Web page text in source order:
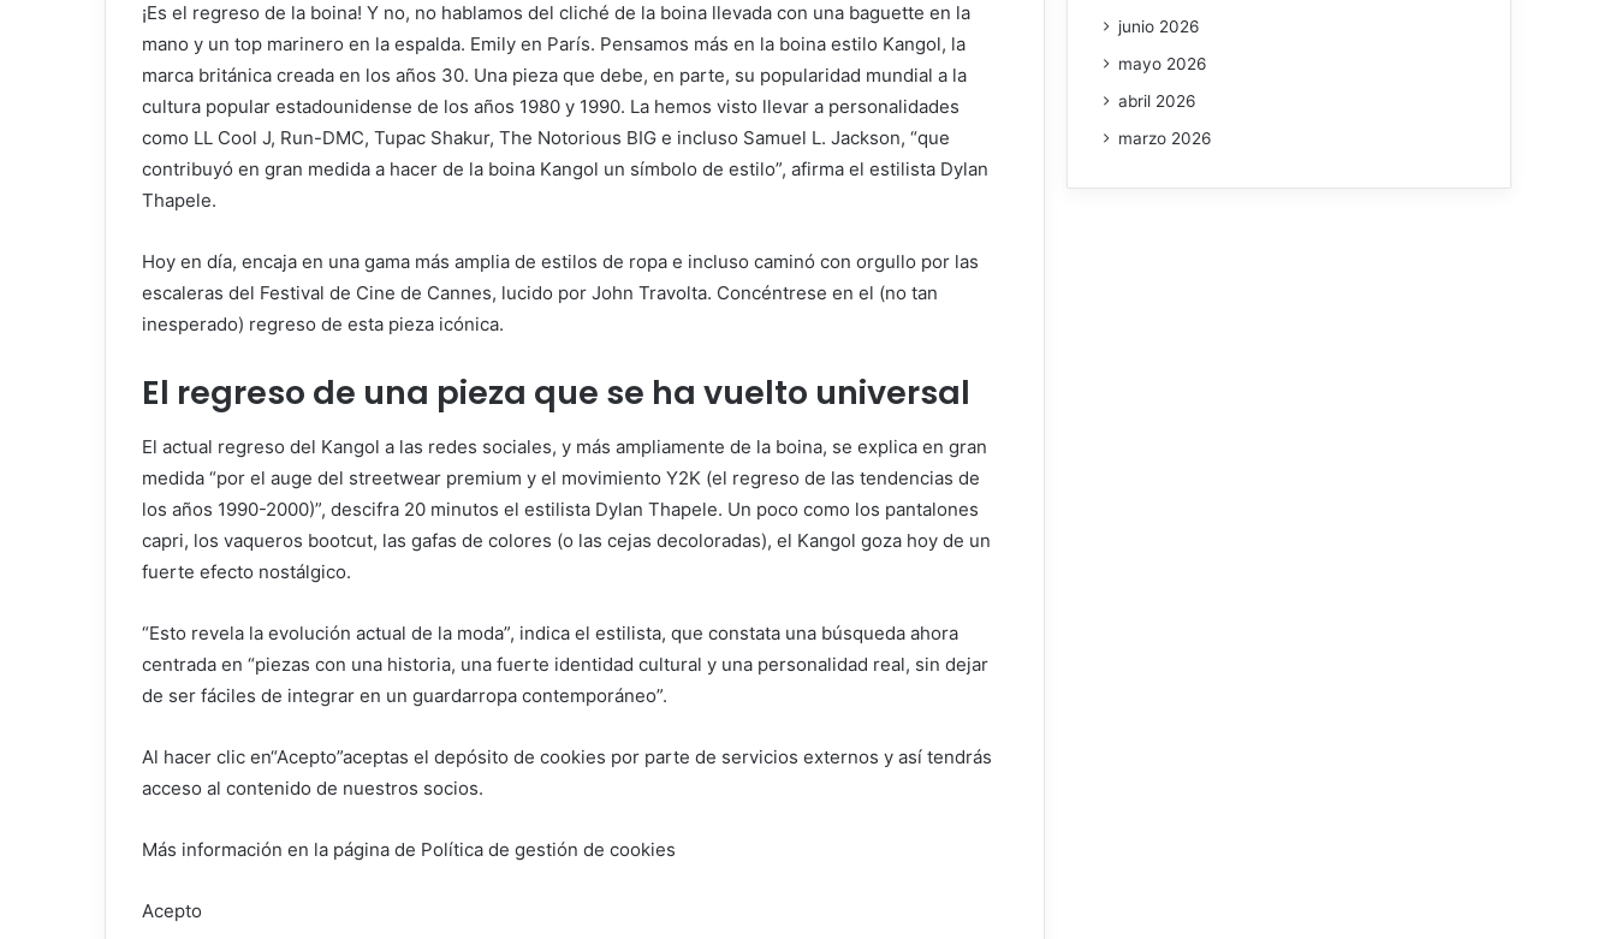
¡Es el regreso de la boina! Y no, no hablamos del cliché de la boina llevada con una baguette en la
mano y un top marinero en la espalda. Emily en París. Pensamos más en la boina estilo Kangol, la
marca británica creada en los años 30. Una pieza que debe, en parte, su popularidad mundial a la
cultura popular estadounidense de los años 1980 y 1990. La hemos visto llevar a personalidades
como LL Cool J, Run-DMC, Tupac Shakur, The Notorious BIG e incluso Samuel L. Jackson, “que
contribuyó en gran medida a hacer de la boina Kangol un símbolo de estilo”, afirma el estilista Dylan
Thapele.
Hoy en día, encaja en una gama más amplia de estilos de ropa e incluso caminó con orgullo por las
escaleras del Festival de Cine de Cannes, lucido por John Travolta. Concéntrese en el (no tan
inesperado) regreso de esta pieza icónica.
El regreso de una pieza que se ha vuelto universal
El actual regreso del Kangol a las redes sociales, y más ampliamente de la boina, se explica en gran
medida “por el auge del streetwear premium y el movimiento Y2K (el regreso de las tendencias de
los años 1990-2000)”, descifra 20 minutos el estilista Dylan Thapele. Un poco como los pantalones
capri, los vaqueros bootcut, las gafas de colores (o las cejas decoloradas), el Kangol goza hoy de un
fuerte efecto nostálgico.
“Esto revela la evolución actual de la moda”, indica el estilista, que constata una búsqueda ahora
centrada en “piezas con una historia, una fuerte identidad cultural y una personalidad real, sin dejar
de ser fáciles de integrar en un guardarropa contemporáneo”.
Al hacer clic en“Acepto”aceptas el depósito de cookies por parte de servicios externos y así tendrás
acceso al contenido de nuestros socios.
Más información en la página de Política de gestión de cookies
Acepto
junio 2026
mayo 2026
abril 2026
marzo 2026